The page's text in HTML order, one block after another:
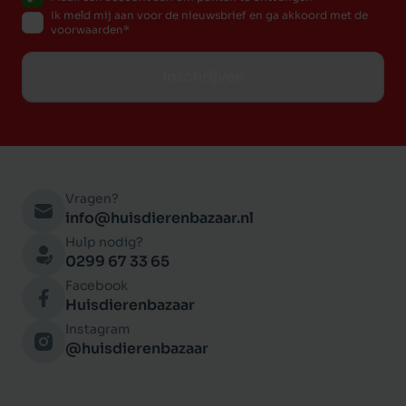
Ik meld mij aan voor de nieuwsbrief en ga akkoord met de
voorwaarden
Vragen?
info@huisdierenbazaar.nl
Hulp nodig?
0299 67 33 65
Facebook
Huisdierenbazaar
Instagram
@huisdierenbazaar